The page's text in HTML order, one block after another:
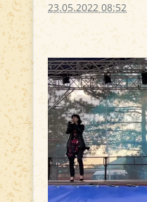
23.05.2022 08:52